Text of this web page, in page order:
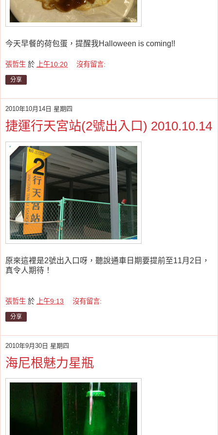
今天早餐的荷包蛋，提醒我Halloween is coming!!
張哲生 於 上午10:20 沒有留言:
分享
2010年10月14日 星期四
捷運行天宮站(2號出入口) 2010.10.14
原來這裡是2號出入口呀，聽說通車日期要提前至11月2日，
真令人期待！
張哲生 於 上午9:13 沒有留言:
分享
2010年9月30日 星期四
海尼根魅力星瓶